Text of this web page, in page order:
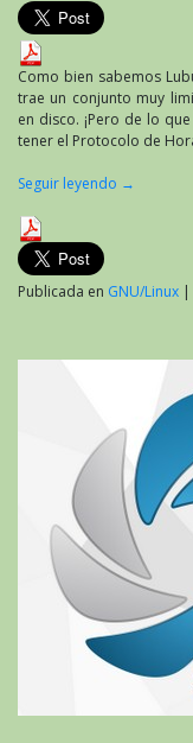
Como bien sabemos
trae un conjunto muy
en disco. ¡Pero de lo
tener el Protocolo de
Seguir leyendo →
Publicada en GNU/Linux |